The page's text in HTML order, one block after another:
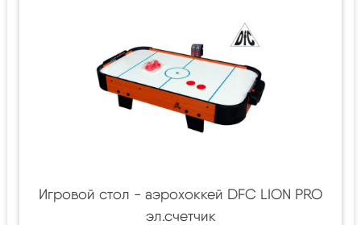
Игровой стол - аэрохоккей DFC LION PRO
эл.счетчик